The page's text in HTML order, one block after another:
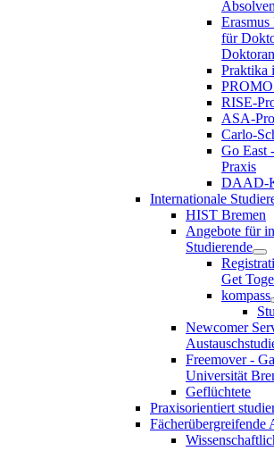
Erasmus
für
Praktika
RISE-
ASA-
Carlo-
Go East
Praxis
DAAD-
Internationale
HIST Bremen
Angebote für
Studierende
Get
kompass
Newcomer
Freemover -
Universität
Geflüchtete
Praxisorientiert
Fächerübergreifende